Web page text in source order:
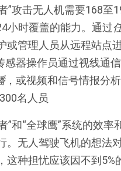
”攻击无人机需要168至
小时覆盖的能力。通过
或管理人员从远程站点
感器操作员通过视线通
，或视频和信号情报分
名人员
”和“全球鹰”系统的效
。无人驾驶飞机的想法
种担忧应该因不到5%